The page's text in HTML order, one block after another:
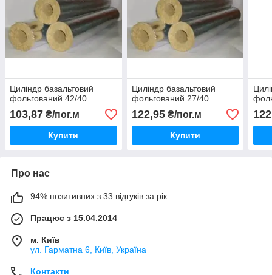
Циліндр базальтовий
фольгований 42/40
103,87 ₴/пог.м
Купити
Циліндр базальтовий
фольгований 27/40
122,95₴/пог.м
Купити
Про нас
94% позитивних з 33 відгуків за рік
Працює з 15.04.2014
м. Київ
ул. Гарматна 6, Київ, Україна
Контакти